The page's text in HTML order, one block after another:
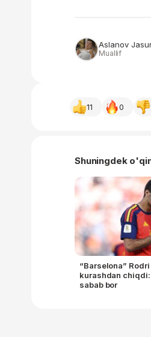
Aslanov
Muallif
11 0
Shuningdek
“Barselona”
kurashdan
sabab bor